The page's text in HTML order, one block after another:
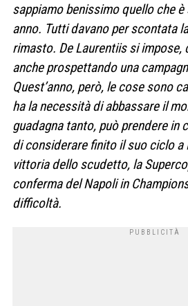
sappiamo benissimo quello che
anno. Tutti davano per scontata
rimasto. De Laurentiis si impose,
anche prospettando una
Quest’anno, però, le cose sono
ha la necessità di abbassare il
guadagna tanto, può prendere in
di considerare finito il suo ciclo a
vittoria dello scudetto, la
conferma del Napoli in
difficoltà.